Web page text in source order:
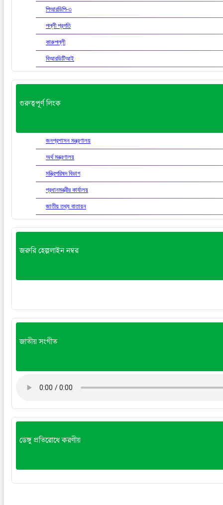
পিআরডিপি-৩
পল্লী প্রগতি
কারুপল্লী
বিআরডিটিআই
গুরুত্বপূর্ণ লিংক
জনপ্রশাসন মন্ত্রণালয়
অর্থ মন্ত্রণালয়
মন্ত্রিপরিষদ বিভাগ
প্রধানমন্ত্রীর কার্যালয়
জাতীয় তথ্য বাতায়ন
জরুরি হেল্পলাইন নম্বর
জাতীয় সংগীত
ডেঙ্গু প্রতিরোধে করণীয়